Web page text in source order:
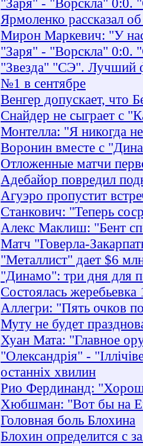
Ярмоленко рассказал
Мирон Маркевич: "У
"Заря" - "Ворскла" 0:0.
"Звезда" "СЭ". Лучший
№1 в сентябре
Венгер допускает, что
Снайдер не сыграет с
Монтелла: "Я никогда
Воронин вместе с
Отложенные матчи
Адебайор повредил
Агуэро пропустит
Станкович: "Теперь
Алекс Маклиш: "Бент
Матч "Говерла-
"Металлист" дает $6
"Динамо": три дня для
Состоялась
Аллегри: "Пять очков
Муту не будет
Хуан Мата: "Главное
"Олександрія" -
останніх хвилин
Рио Фердинанд:
Хюбшман: "Вот бы на
Головная боль Блохина
Блохин определится с